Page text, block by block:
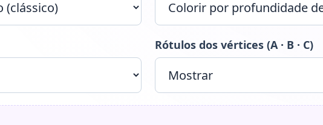
Rótulos dos vértices (A · B · C)